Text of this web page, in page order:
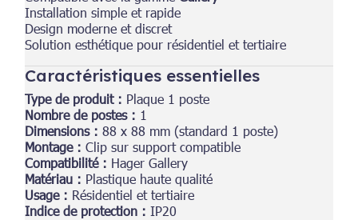
Installation simple et rapide
Design moderne et discret
Solution esthétique pour résidentiel et tertiaire
Caractéristiques essentielles
Type de produit : Plaque 1 poste
Nombre de postes : 1
Dimensions : 88 x 88 mm (standard 1 poste)
Montage : Clip sur support compatible
Compatibilité : Hager Gallery
Matériau : Plastique haute qualité
Usage : Résidentiel et tertiaire
Indice de protection : IP20